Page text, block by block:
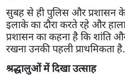
सुबह से ही पुलिस और प्रशासन के
इलाके का दौरा करते रहे और
प्रशासन का कहना है कि शांति
रखना उनकी पहली प्राथमिकता है.
श्रद्धालुओं में दिखा उत्साह